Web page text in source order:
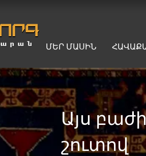
ՄԵՐ ՄԱՍԻՆ
Այս
շուտով